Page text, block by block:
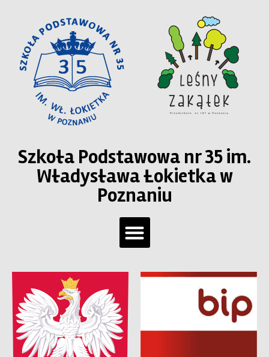
Szkoła Podstawowa nr 35 im.
Władysława Łokietka w
Poznaniu